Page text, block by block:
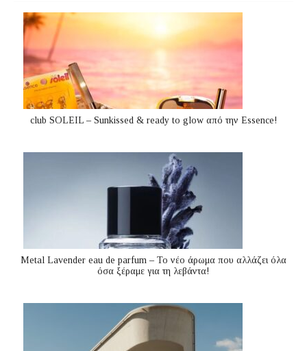
club SOLEIL – Sunkissed & ready to glow από την Essence!
Metal Lavender eau de parfum – Το νέο άρωμα που αλλάζει όλα
όσα ξέραμε για τη λεβάντα!